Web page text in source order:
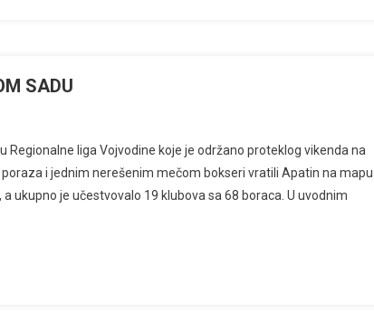
SADU
liga Vojvodine koje je održano proteklog vikenda na
i jednim nerešenim mečom bokseri vratili Apatin na mapu
ukupno je učestvovalo 19 klubova sa 68 boraca. U uvodnim